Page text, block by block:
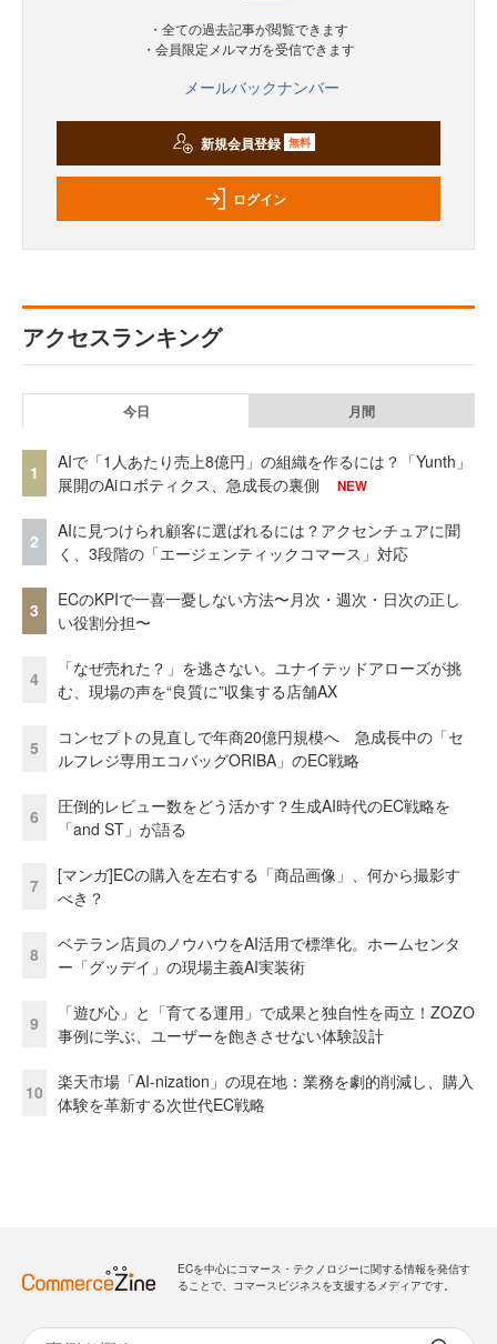
・全ての過去記事が閲覧できます
・会員限定メルマガを受信できます
メールバックナンバー
新規会員登録 無料
ログイン
アクセスランキング
今日 月間
1
AIで「1人あたり売上8億円」の組織を作るには？「Yunth」
展開のAiロボティクス、急成長の裏側
NEW
2
AIに見つけられ顧客に選ばれるには？アクセンチュアに聞
く、3段階の「エージェンティックコマース」対応
3
ECのKPIで一喜一憂しない方法〜月次・週次・日次の正し
い役割分担〜
4
「なぜ売れた？」を逃さない。ユナイテッドアローズが挑
む、現場の声を“良質に”収集する店舗AX
5
コンセプトの見直しで年商20億円規模へ 急成長中の「セ
ルフレジ専用エコバッグORIBA」のEC戦略
6
圧倒的レビュー数をどう活かす？生成AI時代のEC戦略を
「and ST」が語る
7
[マンガ]ECの購入を左右する「商品画像」、何から撮影す
べき？
8
ベテラン店員のノウハウをAI活用で標準化。ホームセンタ
ー「グッデイ」の現場主義AI実装術
9
「遊び心」と「育てる運用」で成果と独自性を両立！ZOZO
事例に学ぶ、ユーザーを飽きさせない体験設計
10
楽天市場「AI-nization」の現在地：業務を劇的削減し、購入
体験を革新する次世代EC戦略
ECを中心にコマース・テクノロジーに関する情報を発信す
ることで、コマースビジネスを支援するメディアです。